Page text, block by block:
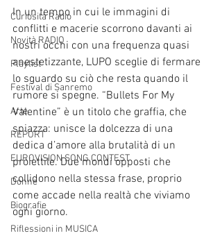
Curiosità Radio
Novità RADIO
Playlist
Festival di Sanremo
Arte
REPORT
EUROVISION SONG CONTEST
Donne
Biografie
Riflessioni in MUSICA
In un tempo in cui le immagini di
conflitti e macerie scorrono davanti ai
nostri occhi con una frequenza quasi
anestetizzante, LUPO sceglie di fermare
lo sguardo su ciò che resta quando il
rumore si spegne. “Bullets For My
Valentine” è un titolo che graffia, che
spiazza: unisce la dolcezza di una
dedica d’amore alla brutalità di un
proiettile. Due mondi opposti che
collidono nella stessa frase, proprio
come accade nella realtà che viviamo
ogni giorno.